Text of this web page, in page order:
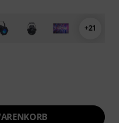
+21